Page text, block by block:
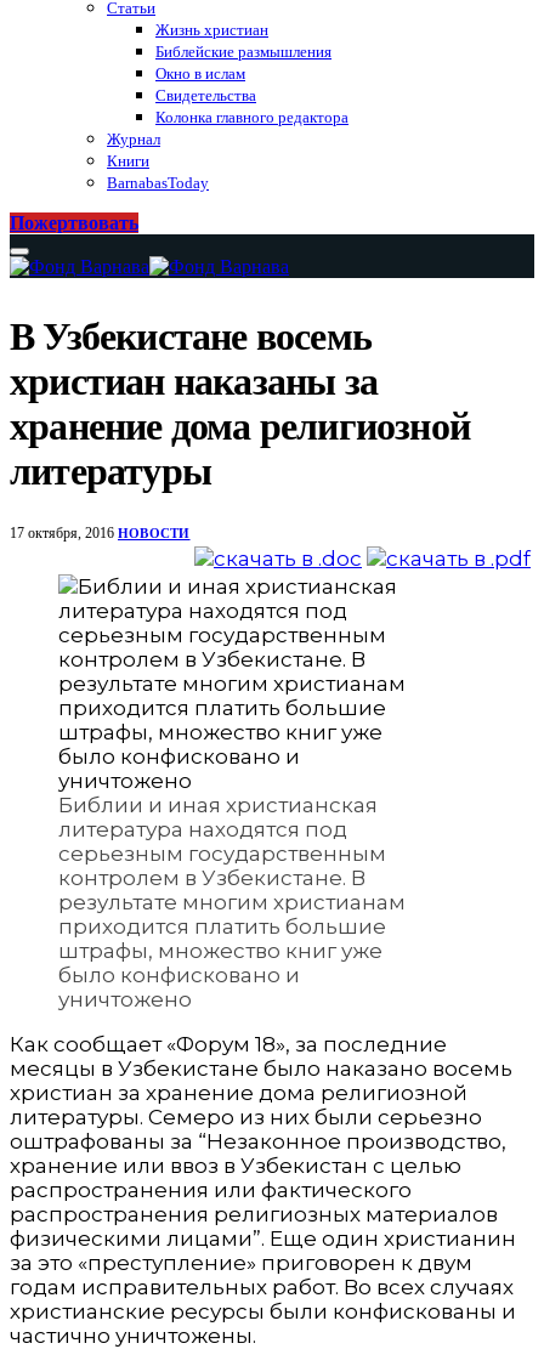
Статьи
Жизнь христиан
Библейские размышления
Окно в ислам
Свидетельства
Колонка главного редактора
Журнал
Книги
BarnabasToday
Пожертвовать
В Узбекистане восемь
христиан наказаны за
хранение дома религиозной
литературы
17 октября, 2016 НОВОСТИ
Библии и иная христианская
литература находятся под
серьезным государственным
контролем в Узбекистане. В
результате многим христианам
приходится платить большие
штрафы, множество книг уже
было конфисковано и
уничтожено
Как сообщает «Форум 18», за последние
месяцы в Узбекистане было наказано восемь
христиан за хранение дома религиозной
литературы. Семеро из них были серьезно
оштрафованы за “Незаконное производство,
хранение или ввоз в Узбекистан с целью
распространения или фактического
распространения религиозных материалов
физическими лицами”. Еще один христианин
за это «преступление» приговорен к двум
годам исправительных работ. Во всех случаях
христианские ресурсы были конфискованы и
частично уничтожены.